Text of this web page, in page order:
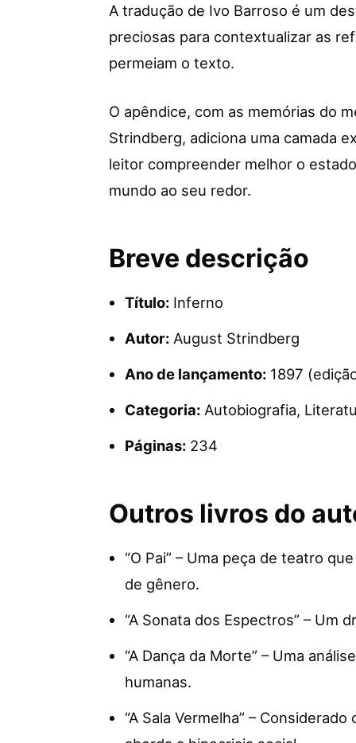
A tradução de Ivo Barroso é um
preciosas para contextualizar as
permeiam o texto.
O apêndice, com as memórias do
Strindberg, adiciona uma camada
leitor compreender melhor o
mundo ao seu redor.
Breve descrição
Título: Inferno
Autor: August Strindberg
Ano de lançamento: 1897
Categoria: Autobiografia,
Páginas: 234
Outros livros do
“O Pai” – Uma peça de teatro
de gênero.
“A Sonata dos Espectros” – Um
“A Dança da Morte” – Uma
humanas.
“A Sala Vermelha” –